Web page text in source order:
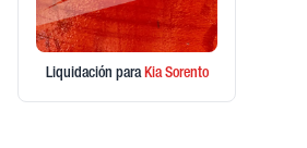
Liquidación paraKiaSorento